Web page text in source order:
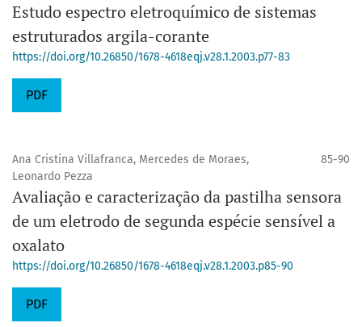
Estudo espectro eletroquímico de sistemas
estruturados argila-corante
https://doi.org/10.26850/1678-4618eqj.v28.1.2003.p77-83
PDF
Ana Cristina Villafranca, Mercedes de Moraes,
Leonardo Pezza
85-90
Avaliação e caracterização da pastilha sensora
de um eletrodo de segunda espécie sensível a
oxalato
https://doi.org/10.26850/1678-4618eqj.v28.1.2003.p85-90
PDF